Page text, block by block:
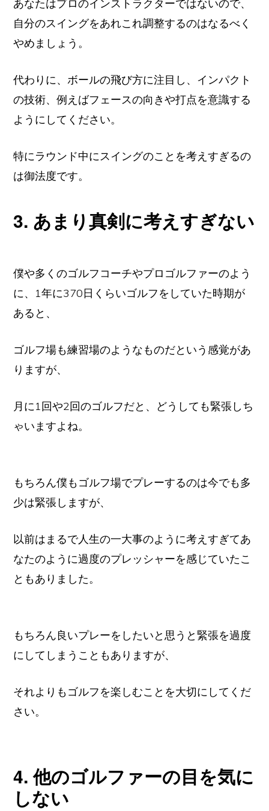
あなたはプロのインストラクターではないので、
自分のスイングをあれこれ調整するのはなるべく
やめましょう。
代わりに、ボールの飛び方に注目し、インパクト
の技術、例えばフェースの向きや打点を意識する
ようにしてください。
特にラウンド中にスイングのことを考えすぎるの
は御法度です。
3. あまり真剣に考えすぎない
僕や多くのゴルフコーチやプロゴルファーのよう
に、1年に370日くらいゴルフをしていた時期が
あると、
ゴルフ場も練習場のようなものだという感覚があ
りますが、
月に1回や2回のゴルフだと、どうしても緊張しち
ゃいますよね。
もちろん僕もゴルフ場でプレーするのは今でも多
少は緊張しますが、
以前はまるで人生の一大事のように考えすぎてあ
なたのように過度のプレッシャーを感じていたこ
ともありました。
もちろん良いプレーをしたいと思うと緊張を過度
にしてしまうこともありますが、
それよりもゴルフを楽しむことを大切にしてくだ
さい。
4. 他のゴルファーの目を気に
しない